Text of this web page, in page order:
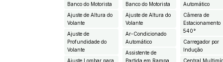
Banco do Motorista
Ajuste de Altura do
Volante
Ajuste de
Profundidade do
Volante
Ajuste Lombar para
Banco do Motorista
Ajuste de Altura do
Volante
Ar-Condicionado
Automático
Assistente de
Partida em Rampa
Automático
Câmera de
Estacionamento
540°
Carregador por
Indução
Central